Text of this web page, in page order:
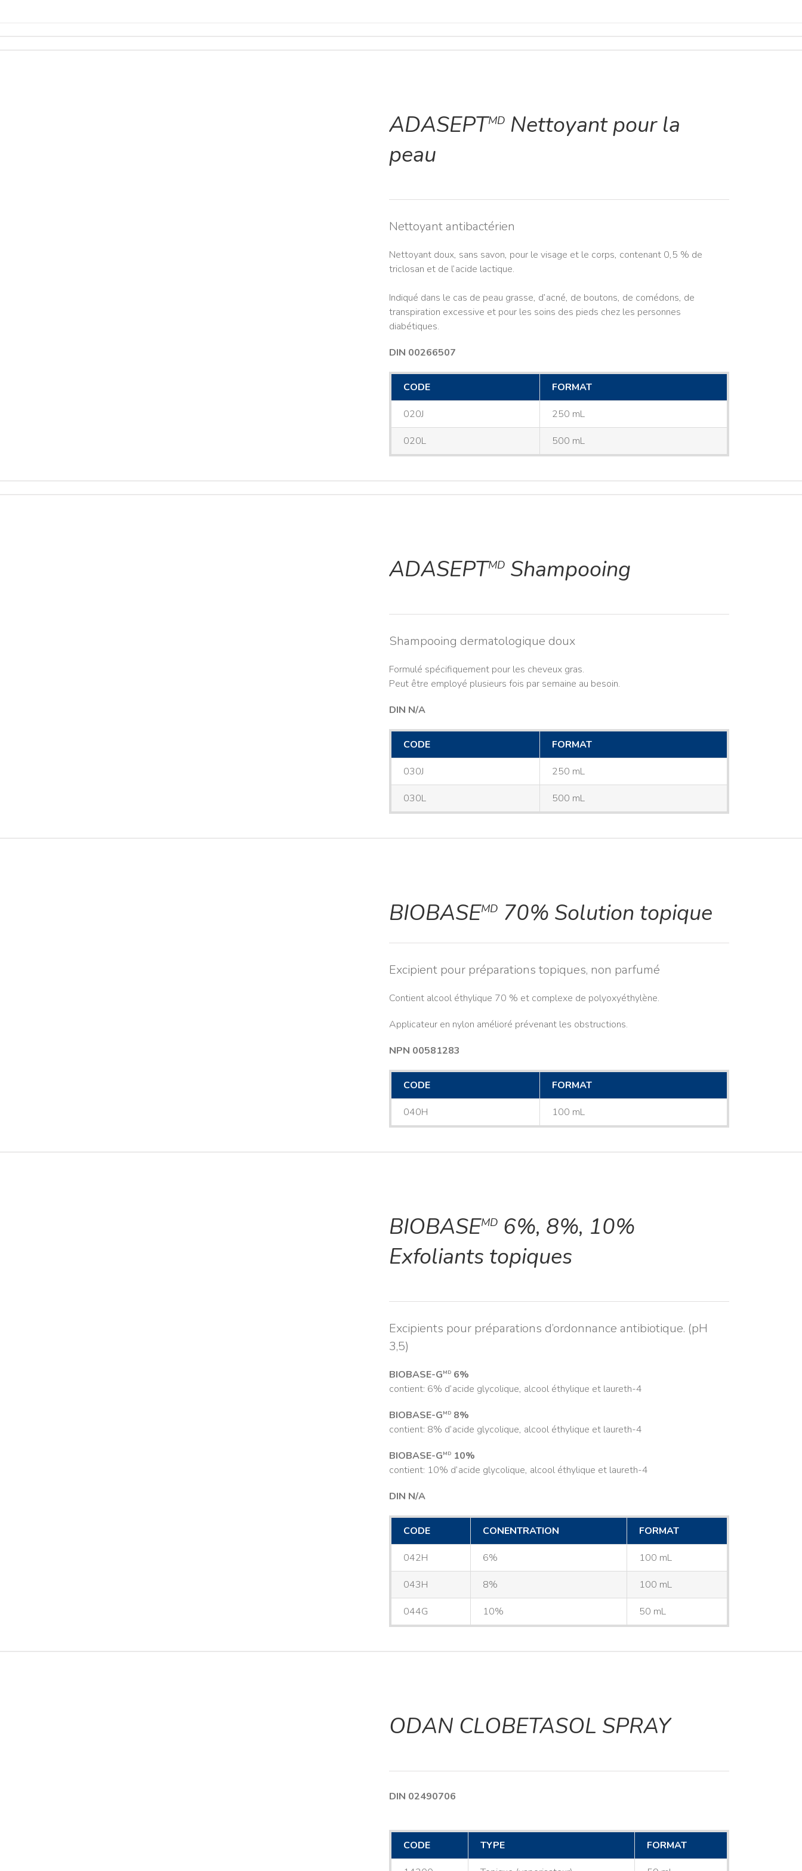
ADASEPTMD Nettoyant pour la
peau
Nettoyant antibactérien
Nettoyant doux, sans savon, pour le visage et le corps, contenant 0,5 % de
triclosan et de l’acide lactique.
Indiqué dans le cas de peau grasse, d’acné, de boutons, de comédons, de
transpiration excessive et pour les soins des pieds chez les personnes
diabétiques.
DIN 00266507
CODE FORMAT
020J 250 mL
020L 500 mL
ADASEPTMD Shampooing
Shampooing dermatologique doux
Formulé spécifiquement pour les cheveux gras.
Peut être employé plusieurs fois par semaine au besoin.
DIN N/A
CODE FORMAT
030J 250 mL
030L 500 mL
BIOBASEMD 70% Solution topique
Excipient pour préparations topiques, non parfumé
Contient alcool éthylique 70 % et complexe de polyoxyéthylène.
Applicateur en nylon amélioré prévenant les obstructions.
NPN 00581283
CODE FORMAT
040H 100 mL
BIOBASEMD 6%, 8%, 10%
Exfoliants topiques
Excipients pour préparations d’ordonnance antibiotique. (pH
3,5)
BIOBASE-GMD 6%
contient: 6% d’acide glycolique, alcool éthylique et laureth-4
BIOBASE-GMD 8%
contient: 8% d’acide glycolique, alcool éthylique et laureth-4
BIOBASE-GMD 10%
contient: 10% d’acide glycolique, alcool éthylique et laureth-4
DIN N/A
CODE CONENTRATION FORMAT
042H 6% 100 mL
043H 8% 100 mL
044G 10% 50 mL
ODAN CLOBETASOL SPRAY
DIN 02490706
CODE TYPE FORMAT